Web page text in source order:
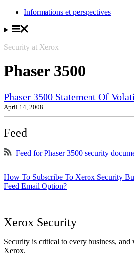
Informations et perspectives
Security at Xerox
Phaser 3500
Phaser 3500 Statement Of
April 14, 2008
Feed
Feed for Phaser 3500 security
How To Subscribe To Xerox Security
Feed Email Option?
Xerox Security
Security is critical to every business, and
Xerox.